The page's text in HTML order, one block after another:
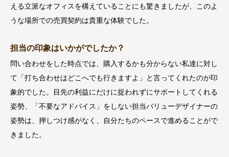
える立派なオフィスを構えていることにも驚きましたが、このよ
うな場所での売買契約は貴重な体験でした。
担当の印象はいかがでしたか？
問い合わせをした時点では、購入するかも分からない私達に対し
て「打ち合わせはどこへでも行きますよ」と言ってくれたのが印
象的でした。目先の利益にだけに捉われずにサポートしてくれる
姿勢、「不要なアドバイス」をしない担当バリューデザイナーの
姿勢は、押しつけ感がなく、自分たちのペースで進めることがで
きました。